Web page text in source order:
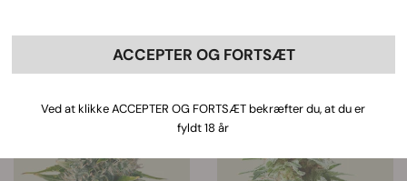
-15%
ACCEPTER OG FORTSÆT
Ved at klikke ACCEPTER OG FORTSÆT bekræfter du, at du er
fyldt 18 år